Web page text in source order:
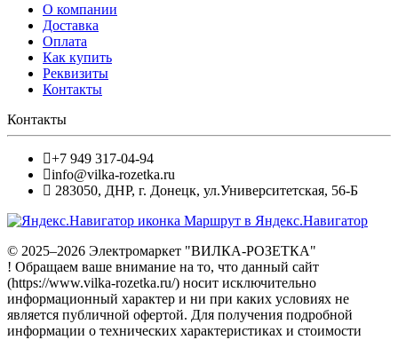
О компании
Доставка
Оплата
Как купить
Реквизиты
Контакты
Контакты
+7 949 317-04-94
info@vilka-rozetka.ru
283050, ДНР, г. Донецк, ул.Университетская, 56-Б
Маршрут в Яндекс.Навигатор
© 2025–2026 Электромаркет "ВИЛКА-РОЗЕТКА"
! Обращаем ваше внимание на то, что данный сайт
(https://www.vilka-rozetka.ru/) носит исключительно
информационный характер и ни при каких условиях не
является публичной офертой. Для получения подробной
информации о технических характеристиках и стоимости